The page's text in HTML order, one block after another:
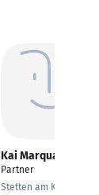
Kai Marquart
Partner
Stetten am Kalten